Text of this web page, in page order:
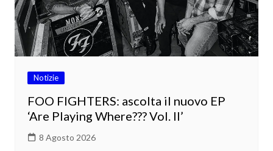
Notizie
FOO FIGHTERS: ascolta il nuovo EP
‘Are Playing Where??? Vol. II’
8 Agosto 2026